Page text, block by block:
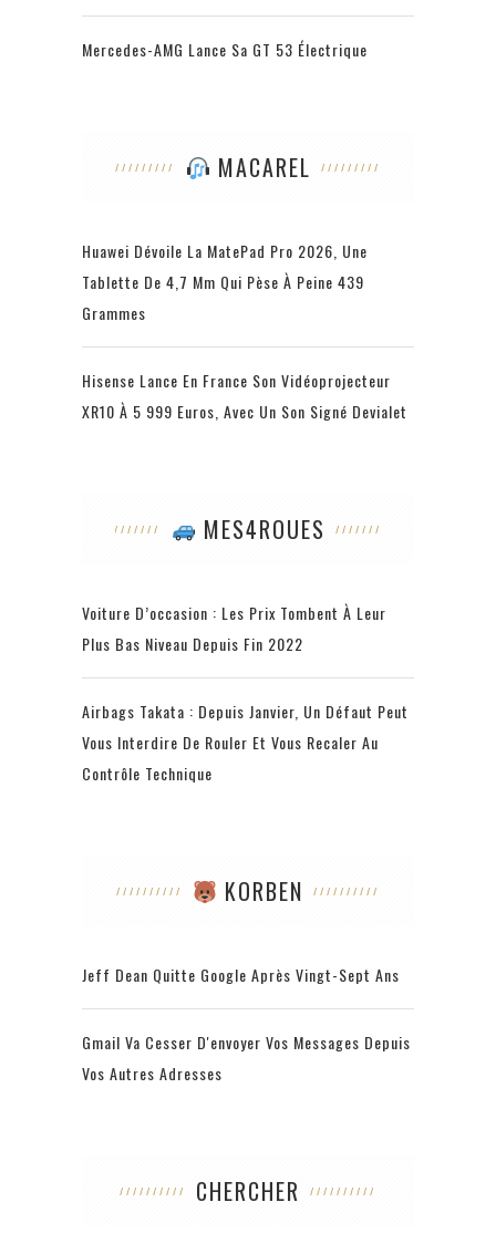
Mercedes-AMG Lance Sa GT 53 Électrique
MACAREL
Huawei Dévoile La MatePad Pro 2026, Une
Tablette De 4,7 Mm Qui Pèse À Peine 439
Grammes
Hisense Lance En France Son Vidéoprojecteur
XR10 À 5 999 Euros, Avec Un Son Signé Devialet
MES4ROUES
Voiture D’occasion : Les Prix Tombent À Leur
Plus Bas Niveau Depuis Fin 2022
Airbags Takata : Depuis Janvier, Un Défaut Peut
Vous Interdire De Rouler Et Vous Recaler Au
Contrôle Technique
KORBEN
Jeff Dean Quitte Google Après Vingt-Sept Ans
Gmail Va Cesser D'envoyer Vos Messages Depuis
Vos Autres Adresses
CHERCHER